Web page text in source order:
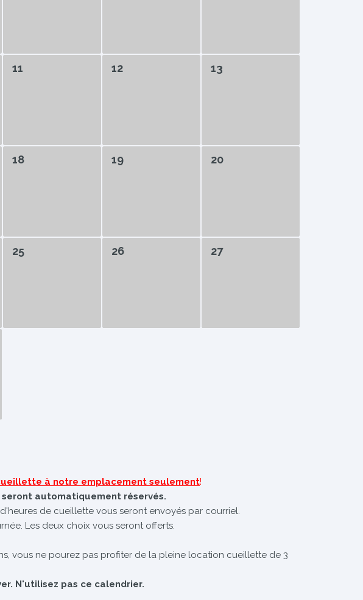
11 12 13
18 19 20
25 26 27
à notre emplacement seulement!
automatiquement réservés.
de cueillette vous seront envoyés par courriel.
Les deux choix vous seront offerts.
vous ne pourez pas profiter de la pleine location cueillette de 3
N'utilisez pas ce calendrier.